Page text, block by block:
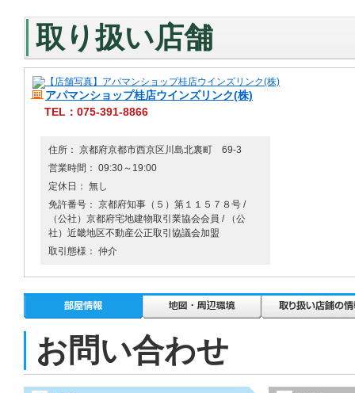
取り扱い店舗
アパマンショップ桂店ウインズリンク(株)
TEL：075-391-8866
住所： 京都府京都市西京区川島北裏町 69-3
営業時間： 09:30～19:00
定休日： 無し
免許番号： 京都府知事（５）第１１５７８号 /
（公社）京都府宅地建物取引業協会会員 / （公
社）近畿地区不動産公正取引協議会加盟
取引態様： 仲介
お問い合わせ